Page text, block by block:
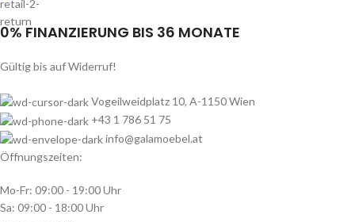
0% FINANZIERUNG BIS 36 MONATE
Gültig bis auf Widerruf!
Vogeilweidplatz 10, A-1150 Wien
+43 1 786 51 75
info@galamoebel.at
Öffnungszeiten:
Mo-Fr: 09:00 - 19:00 Uhr
Sa: 09:00 - 18:00 Uhr